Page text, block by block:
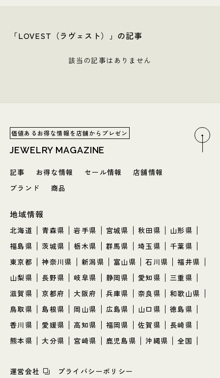
「LOVEST（ラヴェスト）」の記事
該当の記事はありません
価値あるお得な情報を店舗からプレゼン
JEWELRY MAGAZINE
記事 お得な情報 セール情報
店舗情報
ブランド
商品
地域情報
北海道 青森県 岩手県 宮城県 秋田県
山形県
福島県
茨城県 栃木県 群馬県 埼玉県
千葉県
東京都
神奈川県 新潟県 富山県 石川県
福井県
山梨県
長野県 岐阜県 静岡県 愛知県
三重県
滋賀県
京都府 大阪府 兵庫県 奈良県
和歌山県
鳥取県
島根県 岡山県 広島県 山口県
徳島県
香川県
愛媛県 高知県 福岡県 佐賀県
長崎県
熊本県
大分県 宮崎県 鹿児島県 沖縄県 全国
運営会社 プライバシーポリシー